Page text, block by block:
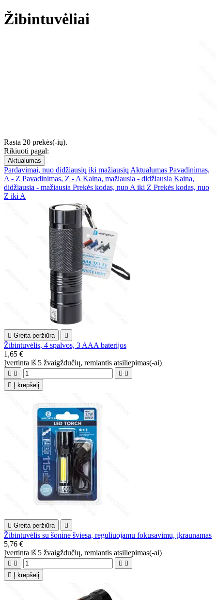
Žibintuvėliai
Rasta 20 prekės(-ių).
Rikiuoti pagal:
Aktualumas
Pardavimai, nuo didžiausių iki mažiausių Aktualumas Pavadinimas,
A - Z Pavadinimas, Z - A Kaina, mažiausia - didžiausia Kaina,
didžiausia - mažiausia Prekės kodas, nuo A iki Z Prekės kodas, nuo
Z iki A
 Greita peržiūra 
Žibintuvėlis, 4 spalvos, 3 AAA baterijos
1,65 €
Įvertinta iš 5 žvaigždučių, remiantis atsiliepimas(-ai)
   

Į krepšelį
 Greita peržiūra 
Žibintuvėlis su šonine šviesa, reguliuojamu fokusavimu, įkraunamas
5,76 €
Įvertinta iš 5 žvaigždučių, remiantis atsiliepimas(-ai)
   

Į krepšelį